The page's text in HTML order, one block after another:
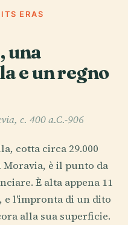
ERAS
una
e un regno
c. 400 a.C.-906
cotta circa 29.000
è il punto da
È alta appena 11
e l'impronta di un dito
alla sua superficie.